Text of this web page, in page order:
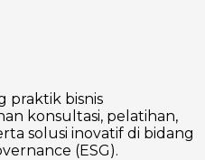
praktik bisnis
konsultasi, pelatihan,
solusi inovatif di bidang
(ESG).